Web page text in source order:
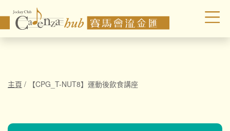
主頁 / 【CPG_T-NUT8】運動後飲食講座